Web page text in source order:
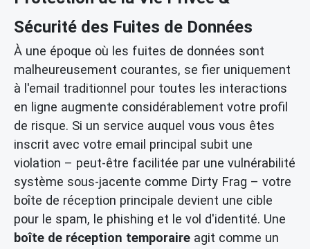
Sécurité des Fuites de Données
À une époque où les fuites de données sont
malheureusement courantes, se fier uniquement
à l'email traditionnel pour toutes les interactions
en ligne augmente considérablement votre profil
de risque. Si un service auquel vous vous êtes
inscrit avec votre email principal subit une
violation – peut-être facilitée par une vulnérabilité
système sous-jacente comme Dirty Frag – votre
boîte de réception principale devient une cible
pour le spam, le phishing et le vol d'identité. Une
boîte de réception temporaire agit comme un